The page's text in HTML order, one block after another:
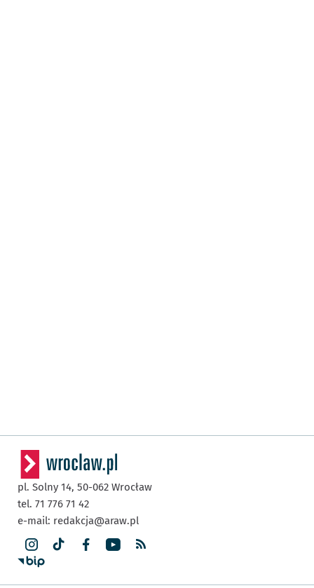
pl. Solny 14, 50-062 Wrocław
tel. 71 776 71 42
e-mail: redakcja@araw.pl